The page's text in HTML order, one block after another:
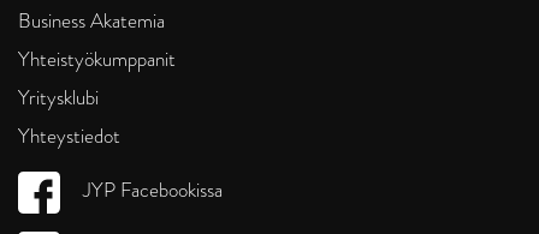
Business Akatemia
Yhteistyökumppanit
Yritysklubi
Yhteystiedot
JYP Facebookissa